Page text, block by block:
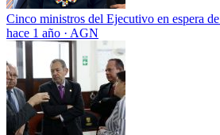
Cinco ministros del Ejecutivo en espera
hace 1 año · AGN